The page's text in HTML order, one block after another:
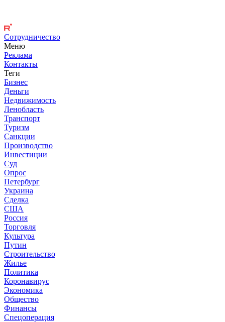
Сотрудничество
Меню
Реклама
Контакты
Теги
Бизнес
Деньги
Недвижимость
Ленобласть
Транспорт
Туризм
Санкции
Производство
Инвестиции
Суд
Опрос
Петербург
Украина
Сделка
США
Россия
Торговля
Культура
Путин
Строительство
Жилье
Политика
Коронавирус
Экономика
Общество
Финансы
Спецоперация